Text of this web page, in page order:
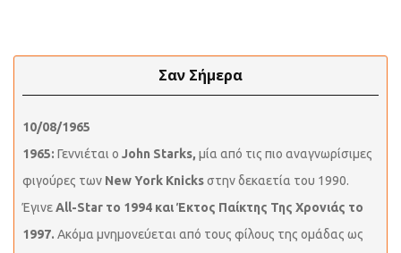
Σαν Σήμερα
10/08/1965
1965: Γεννιέται ο John Starks, μία από τις πιο αναγνωρίσιμες
φιγούρες των New York Knicksστην δεκαετία του 1990.
ΈγινεAll-Star το 1994 και Έκτος Παίκτης Της Χρονιάς το
1997. Ακόμα μνημονεύεται από τους φίλους της ομάδας ως